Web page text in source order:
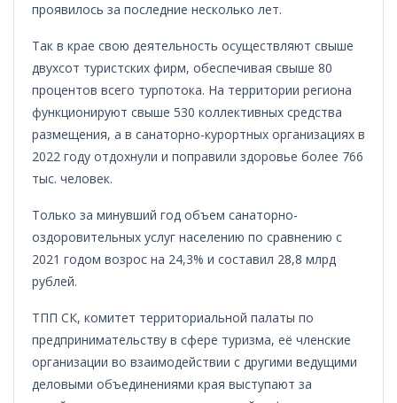
проявилось за последние несколько лет.
Так в крае свою деятельность осуществляют свыше
двухсот туристских фирм, обеспечивая свыше 80
процентов всего турпотока. На территории региона
функционируют свыше 530 коллективных средства
размещения, а в санаторно-курортных организациях в
2022 году отдохнули и поправили здоровье более 766
тыс. человек.
Только за минувший год объем санаторно-
оздоровительных услуг населению по сравнению с
2021 годом возрос на 24,3% и составил 28,8 млрд
рублей.
ТПП СК, комитет территориальной палаты по
предпринимательству в сфере туризма, её членские
организации во взаимодействии с другими ведущими
деловыми объединениями края выступают за